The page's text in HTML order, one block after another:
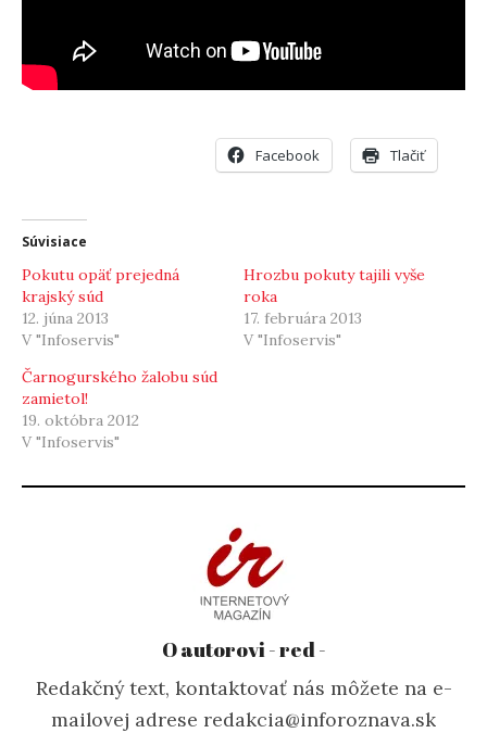
Facebook Tlačiť
Súvisiace
Pokutu opäť prejedná
krajský súd
12. júna 2013
V "Infoservis"
Hrozbu pokuty tajili vyše
roka
17. februára 2013
V "Infoservis"
Čarnogurského žalobu súd
zamietol!
19. októbra 2012
V "Infoservis"
O autorovi - red -
Redakčný text, kontaktovať nás môžete na e-
mailovej adrese redakcia@inforoznava.sk